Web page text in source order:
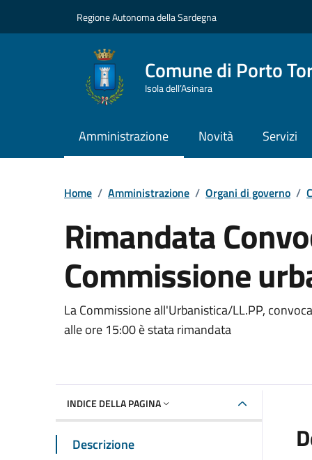
Regione Autonoma della Sardegna
Comune di Porto
Isola dell’Asinara
Amministrazione Novità Servizi
Home / Amministrazione / Organi di governo /
Rimandata
Commissione
???portal.DettaglioConvocazione???
La Commissione all'Urbanistica/LL.PP,
alle ore 15:00 è stata rimandata
INDICE DELLA PAGINA
Descrizione